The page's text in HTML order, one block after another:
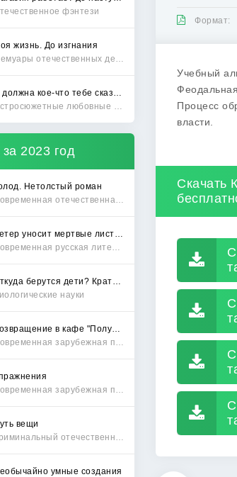
фэнтези
жизнь. До изгнания
за 2023 год
Нетолстый роман
науки
вещи
умные создания
Формат:
Учебный
Процесс
власти.
Скачать